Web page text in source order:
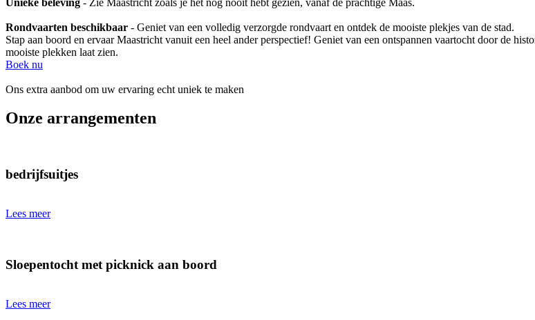
Rondvaarten beschikbaar - Geniet van een volledig verzorgde rondvaart en ontdek de mooiste plekjes van de stad.
Stap aan boord en ervaar Maastricht vanuit een heel ander perspectief! Geniet van een ontspannen vaartocht door de
mooiste plekken laat zien.
Boek nu
Ons extra aanbod om uw ervaring echt uniek te maken
Onze arrangementen
bedrijfsuitjes
Lees meer
Sloepentocht met picknick aan boord
Lees meer